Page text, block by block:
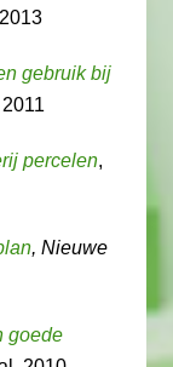
gebruik bij
percelen,
, Nieuwe
goede